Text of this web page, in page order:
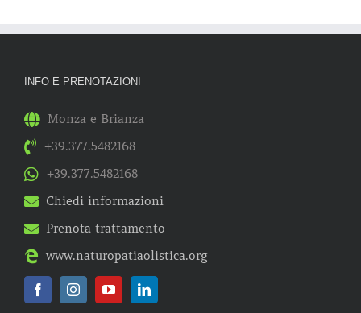
INFO E PRENOTAZIONI
Monza e Brianza
+39.377.5482168
+39.377.5482168
Chiedi informazioni
Prenota trattamento
www.naturopatiaolistica.org